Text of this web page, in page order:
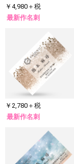
￥4,980＋税
最新作名刺
￥2,780＋税
最新作名刺